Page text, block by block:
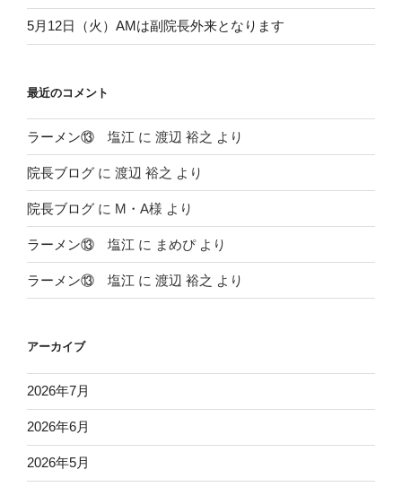
5月12日（火）AMは副院長外来となります
最近のコメント
ラーメン⑬ 塩江 に 渡辺 裕之 より
院長ブログ に 渡辺 裕之 より
院長ブログ に M・A様 より
ラーメン⑬ 塩江 に まめぴより
ラーメン⑬ 塩江 に 渡辺 裕之 より
アーカイブ
2026年7月
2026年6月
2026年5月